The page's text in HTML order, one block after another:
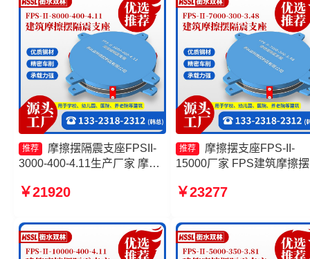
推荐
摩擦摆隔震支座FPSII-
3000-400-4.11生产厂家 摩擦
FPS建筑摩擦摆支座生产厂家
￥21920
推荐
摩擦摆支座FPS-II-
15000厂家 FPS建筑摩擦
2000-350-3.81源头工厂 摩
4.11生产厂家
￥23277